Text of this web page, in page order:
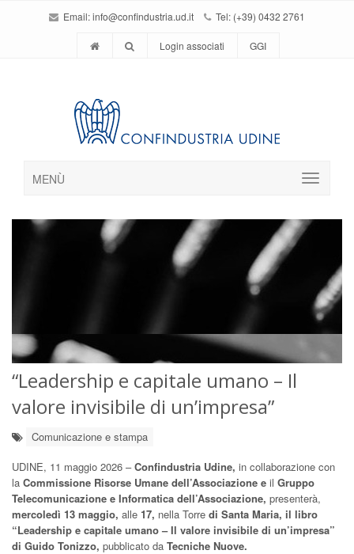
Email:info@confindustria.ud.it Tel: (+39) 0432 2761
Login associati GGI
MENÙ
“Leadership e capitale umano – Il
valore invisibile di un’impresa”
Comunicazione e stampa
UDINE, 11 maggio 2026 –Confindustria Udine, in collaborazione con
la Commissione Risorse Umane dell’Associazione e il Gruppo
Telecomunicazione e Informatica dell’Associazione, presenterà,
mercoledì 13 maggio, alle 17, nella Torre di Santa Maria, il libro
“Leadership e capitale umano – Il valore invisibile di un’impresa”
di Guido Tonizzo, pubblicato da Tecniche Nuove.